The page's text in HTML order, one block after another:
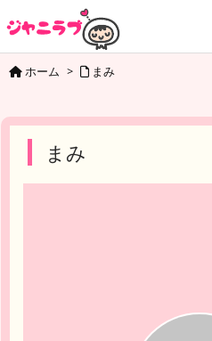
ホーム > まみ
まみ